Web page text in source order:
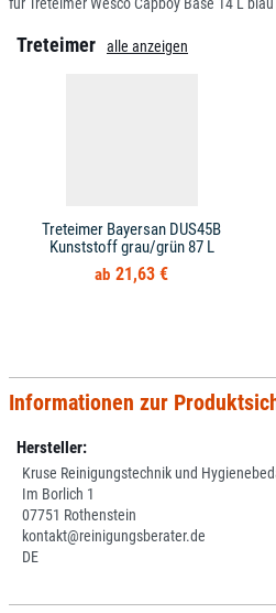
Treteimer alle anzeigen
Treteimer Bayersan DUS45B
Kunststoff grau/grün 87 L
21,63 €
Informationen zur
Hersteller:
Kruse Reinigungstechnik und
Im Borlich 1
07751 Rothenstein
kontakt@reinigungsberater.de
DE